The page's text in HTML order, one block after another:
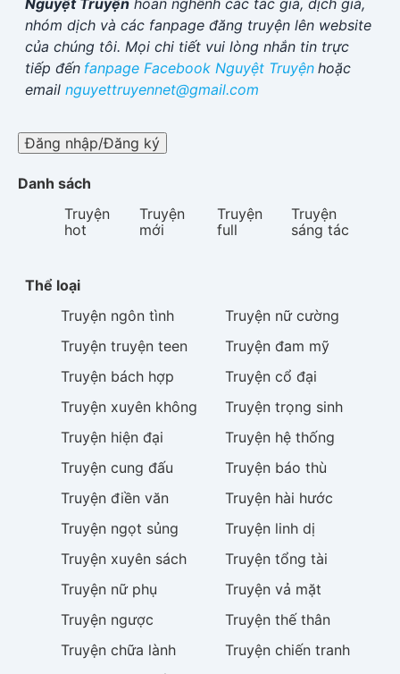
Nguyệt Truyện hoan nghênh các tác giả, dịch giả,
nhóm dịch và các fanpage đăng truyện lên website
của chúng tôi. Mọi chi tiết vui lòng nhắn tin trực
tiếp đến fanpage Facebook Nguyệt Truyện hoặc
email nguyettruyennet@gmail.com
Đăng nhập/Đăng ký
Danh sách
Truyện
hot
Truyện
mới
Truyện
full
Truyện
sáng tác
Thể loại
Truyện ngôn tình Truyện nữ cường
Truyện truyện teen Truyện đam mỹ
Truyện bách hợp Truyện cổ đại
Truyện xuyên không Truyện trọng sinh
Truyện hiện đại Truyện hệ thống
Truyện cung đấu Truyện báo thù
Truyện điền văn Truyện hài hước
Truyện ngọt sủng Truyện linh dị
Truyện xuyên sách Truyện tổng tài
Truyện nữ phụ Truyện vả mặt
Truyện ngược Truyện thế thân
Truyện chữa lành Truyện chiến tranh